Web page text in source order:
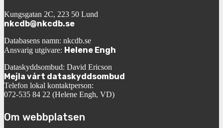
Kungsgatan 2C, 223 50 Lund
nkcdb@nkcdb.se
Databasens namn: nkcdb.se
Ansvarig utgivare: Helene Engh
Dataskyddsombud: David Ericson
Mejla vårt dataskyddsombud
Telefon lokal kontaktperson:
072-535 84 22 (Helene Engh, VD)
Om webbplatsen